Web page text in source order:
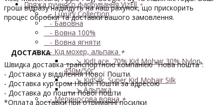
Пряжа ручного фарбування VizEll+
- Luxury Collection
- Бавовна
- Вовна 100%
- Вовна ягняти
- Кід мохер, альпака +
↘ KidLace, 70% Kid Mohair 30% Nylon,
450м/50г
↘ KidSilk, Super Kid Mohair Silk
↘ Альпака
- Мериносова вовна+
гроші відразу надійдуть на наш рахунок, що прискорить
процес обробки та доставки вашого замовлення.
ДОСТАВКА
Швидка доставка транспортною компанією "Нова пошта":
- Доставка у відділення Нової Пошти.
- Доставка кур'єром Нової Пошти за адресою
- Доставка до пошти Нової пошти
*Оплата доставки при отриманні посилки